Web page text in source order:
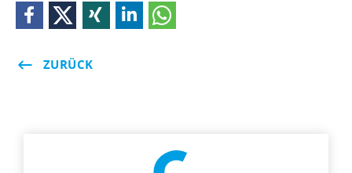
ZURÜCK